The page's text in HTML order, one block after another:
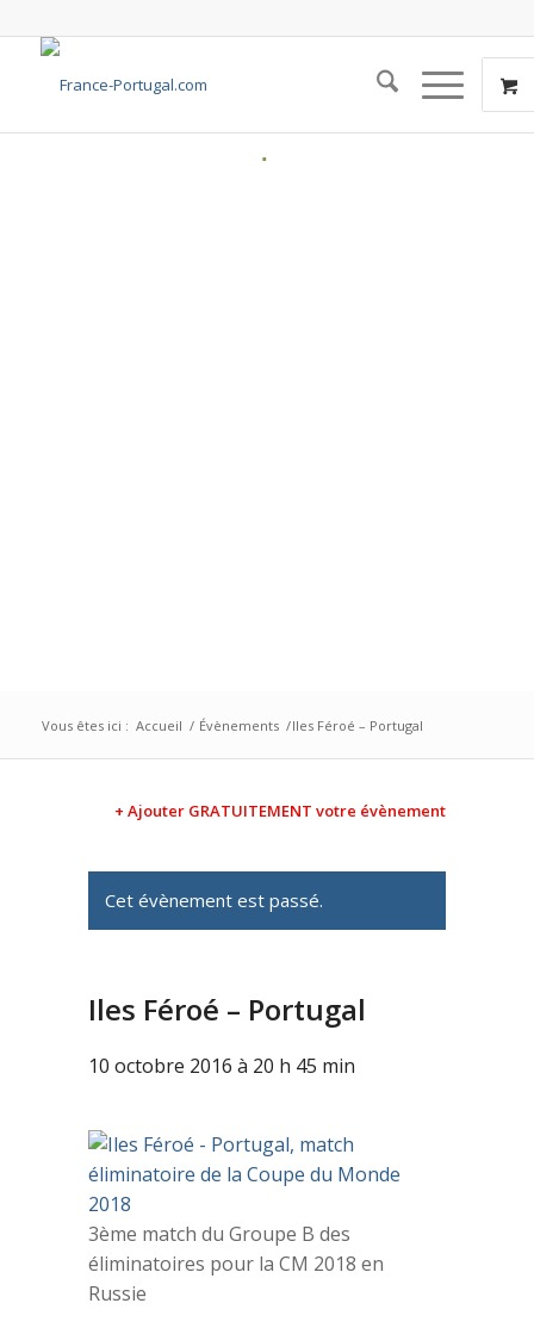
Vous êtes ici : Accueil / Évènements /Iles Féroé – Portugal
+ Ajouter GRATUITEMENT votre évènement
Cet évènement est passé.
Iles Féroé – Portugal
10 octobre 2016 à 20 h 45 min
3ème match du Groupe B des
éliminatoires pour la CM 2018 en
Russie